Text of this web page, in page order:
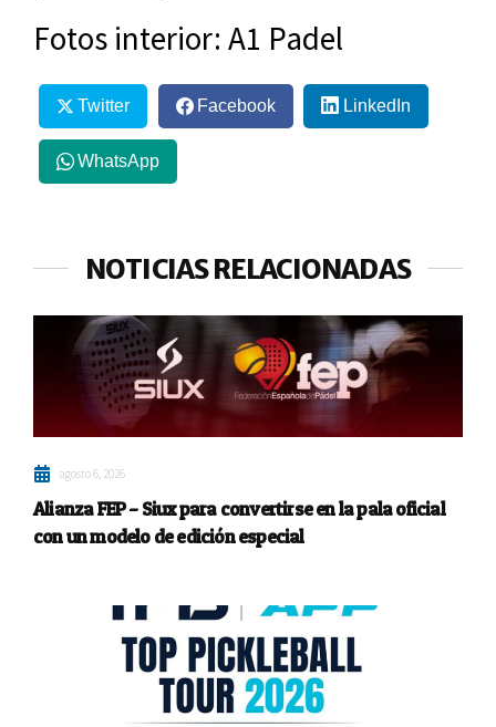
Fotos interior: A1 Padel
Twitter Facebook LinkedIn
WhatsApp
NOTICIAS RELACIONADAS
agosto 6, 2026
Alianza FEP – Siux para convertirse en la pala oficial
con un modelo de edición especial